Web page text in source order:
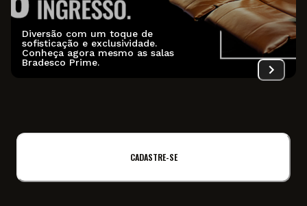
Diversão com um toque de
sofisticação e exclusividade.
Conheça agora mesmo as salas
Bradesco Prime.
CADASTRE-SE